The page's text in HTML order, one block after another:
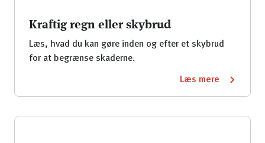
Kraftig regn eller skybrud
Læs, hvad du kan gøre inden og efter et skybrud
for at begrænse skaderne.
Læs mere